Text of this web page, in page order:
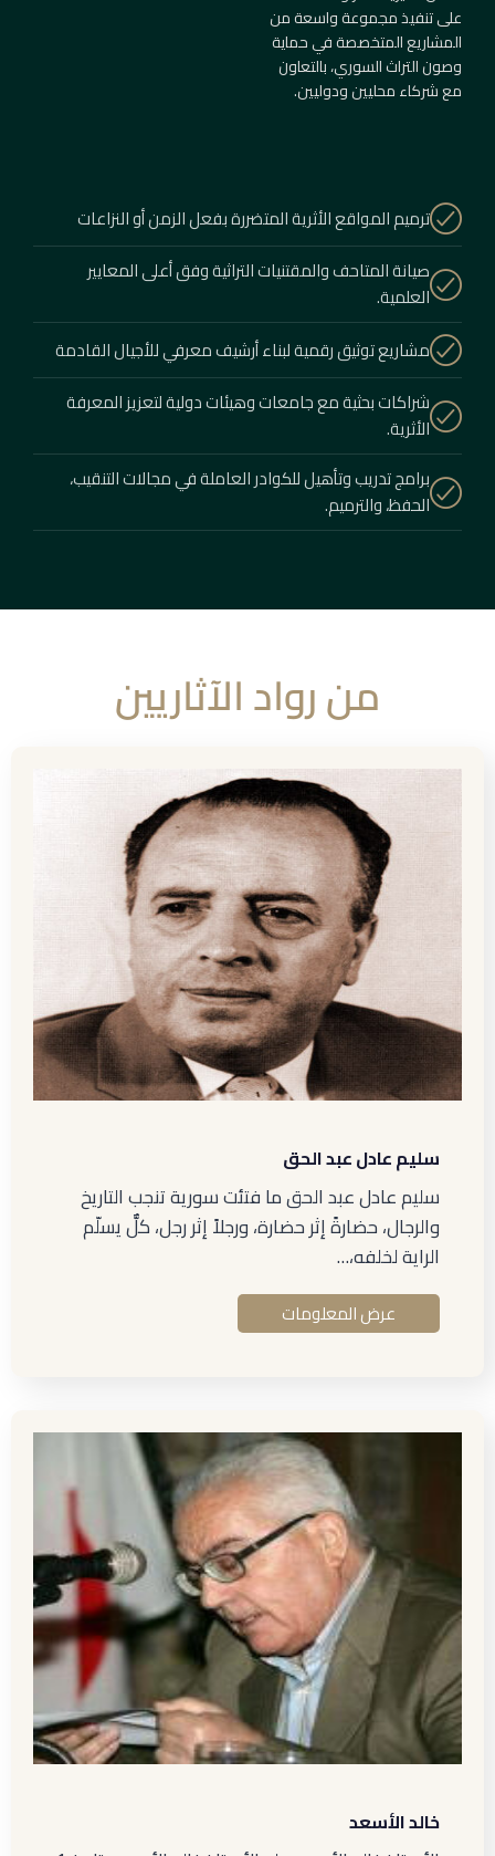
على تنفيذ مجموعة واسعة من
المشاريع المتخصصة في حماية
وصون التراث السوري، بالتعاون
مع شركاء محليين ودوليين.
ترميم المواقع الأثرية المتضررة بفعل الزمن أو النزاعات
صيانة المتاحف والمقتنيات التراثية وفق أعلى المعايير
العلمية.
مشاريع توثيق رقمية لبناء أرشيف معرفي للأجيال القادمة
شراكات بحثية مع جامعات وهيئات دولية لتعزيز المعرفة
الأثرية.
برامج تدريب وتأهيل للكوادر العاملة في مجالات التنقيب،
الحفظ، والترميم.
من رواد الآثاريين
سليم عادل عبد الحق
سليم عادل عبد الحق ما فتئت سورية تنجب التاريخ
والرجال، حضارةً إثر حضارة، ورجلاً إثر رجل، كلٌّ يسلّم
الراية لخلفه،…
عرض المعلومات
خالد الأسعد